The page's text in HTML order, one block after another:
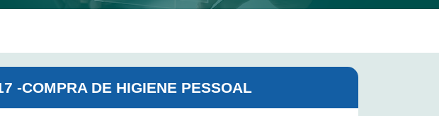
-COMPRA DE HIGIENE PESSOAL